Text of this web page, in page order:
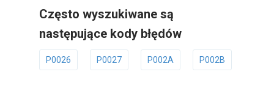
Często wyszukiwane są
następujące kody błędów
P0026 P0027 P002A P002B